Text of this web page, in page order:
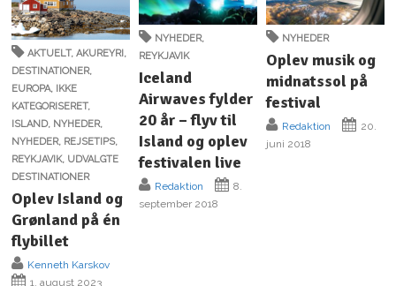
AKTUELT,AKUREYRI ,
DESTINATIONER,
EUROPA,
IKKE
KATEGORISERET,
ISLAND, NYHEDER,
NYHEDER, REJSETIPS,
REYKJAVIK, UDVALGTE
DESTINATIONER
Oplev Island og
Grønland på én
flybillet
Kenneth Karskov
1. august 2023
NYHEDER,
REYKJAVIK
Iceland
Airwaves fylder
20 år – flyv til
Island og oplev
festivalen live
Redaktion
8.
september 2018
NYHEDER
Oplev musik og
midnatssol på
festival
Redaktion
20.
juni 2018